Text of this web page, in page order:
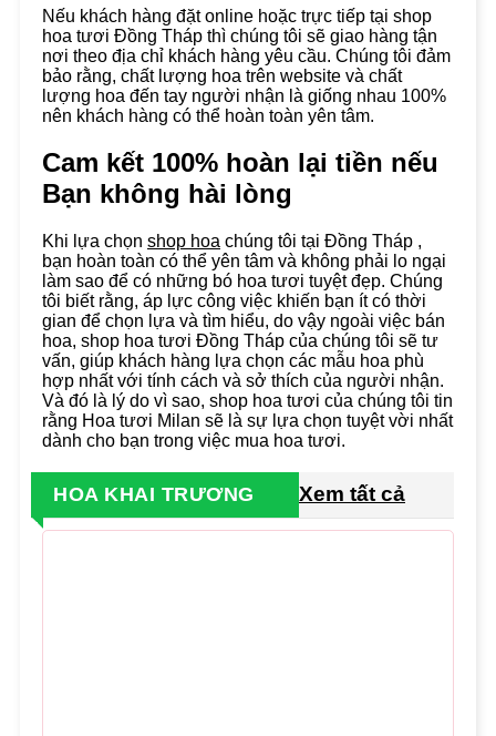
Nếu khách hàng đặt online hoặc trực tiếp tại shop
hoa tươi Đồng Tháp thì chúng tôi sẽ giao hàng tận
nơi theo địa chỉ khách hàng yêu cầu. Chúng tôi đảm
bảo rằng, chất lượng hoa trên website và chất
lượng hoa đến tay người nhận là giống nhau 100%
nên khách hàng có thể hoàn toàn yên tâm.
Cam kết 100% hoàn lại tiền nếu
Bạn không hài lòng
Khi lựa chọn shop hoa chúng tôi tại Đồng Tháp ,
bạn hoàn toàn có thể yên tâm và không phải lo ngại
làm sao để có những bó hoa tươi tuyệt đẹp. Chúng
tôi biết rằng, áp lực công việc khiến bạn ít có thời
gian để chọn lựa và tìm hiểu, do vậy ngoài việc bán
hoa, shop hoa tươi Đồng Tháp của chúng tôi sẽ tư
vấn, giúp khách hàng lựa chọn các mẫu hoa phù
hợp nhất với tính cách và sở thích của người nhận.
Và đó là lý do vì sao, shop hoa tươi của chúng tôi tin
rằng Hoa tươi Milan sẽ là sự lựa chọn tuyệt vời nhất
dành cho bạn trong việc mua hoa tươi.
HOA KHAI TRƯƠNG Xem tất cả